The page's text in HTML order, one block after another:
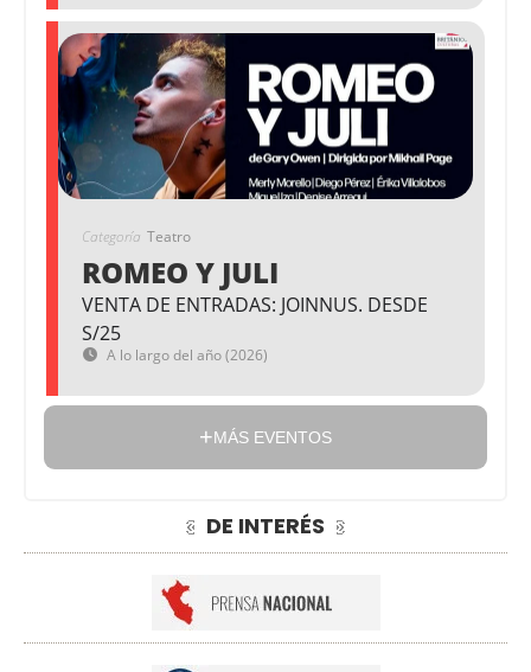
Categoría Teatro
ROMEO Y JULI
VENTA DE ENTRADAS: JOINNUS. DESDE
S/25
A lo largo del año (2026)
MÁS EVENTOS
DE INTERÉS